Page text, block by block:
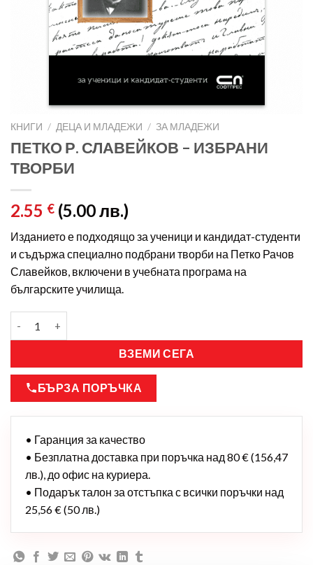
КНИГИ / ДЕЦА И МЛАДЕЖИ / ЗА МЛАДЕЖИ
ПЕТКО Р. СЛАВЕЙКОВ – ИЗБРАНИ
ТВОРБИ
2.55 € (5.00 лв.)
Изданието е подходящо за ученици и кандидат-студенти
и съдържа специално подбрани творби на Петко Рачов
Славейков, включени в учебната програма на
българските училища.
ВЗЕМИ СЕГА
БЪРЗА ПОРЪЧКА
• Гаранция за качество
• Безплатна доставка при поръчка над 80 € (156,47
лв.), до офис на куриера.
• Подарък талон за отстъпка с всички поръчки над
25,56 € (50 лв.)